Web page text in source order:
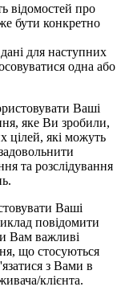
відомостей про
бути конкретно
для наступних
одна або
Ваші
яке Ви зробили,
цілей, які можуть
та розслідування
Ваші
повідомити
Вам важливі
що стосуються
з Вами в
клієнта.